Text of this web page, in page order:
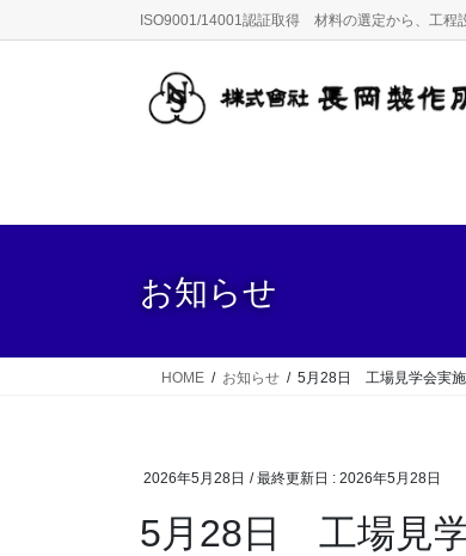
ン
ビ
ISO9001/14001認証取得 材料の選定から、工程
お知らせ
HOME お知らせ 5月28日 工場見学会実施
2026年5月28日 / 最終更新日 : 2026年5月28日
5月28日 工場見学